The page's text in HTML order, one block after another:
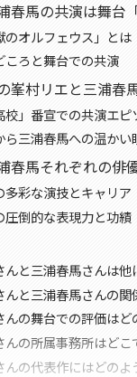
春馬の共演は舞台
のオルフェウス」とは
ころと舞台での共演
峯村リエと三浦春
校」番宣での共演エピ
ら三浦春馬への温かい
春馬それぞれの俳
多彩な演技とキャリア
圧倒的な表現力と功績
んと三浦春馬さんは
んと三浦春馬さんの
んの舞台での評価はど
んの所属事務所はどこ
んの代表作にはどの